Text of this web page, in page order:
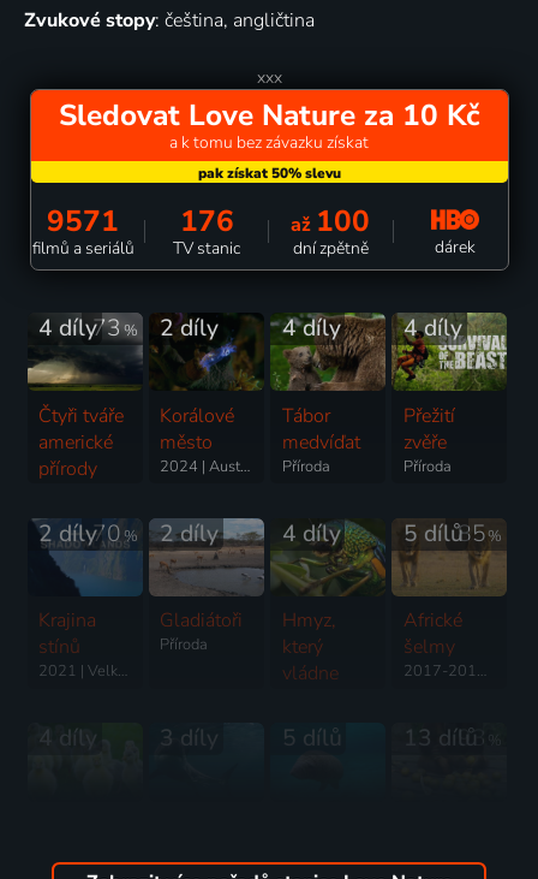
Zvukové stopy: čeština, angličtina
xxx
Sledovat Love Nature za 10 Kč
a k tomu bez závazku získat
9571
filmů a seriálů
176
TV stanic
až 100
dní zpětně dárek
73%
4 díly
Čtyři tváře
americké
přírody
2 díly
Korálové
město
2024 | Austrálie | Příroda
4 díly
Tábor
medvíďat
Příroda
4 díly
Přežití
zvěře
Příroda
70%
2 díly
Krajina
stínů
2021 | Velká Británie | Příroda
2 díly
Gladiátoři
Příroda
4 díly
Hmyz,
který
vládne
Příroda
85%
5 dílů
Africké
šelmy
2017-2018 | USA | Příroda
4 díly 3 díly 5 dílů 93
13 dílů